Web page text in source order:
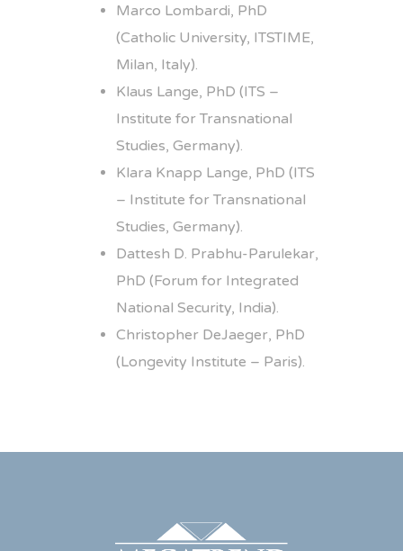
Marco Lombardi, PhD
(Catholic University, ITSTIME,
Milan, Italy).
Klaus Lange, PhD (ITS –
Institute for Transnational
Studies, Germany).
Klara Knapp Lange, PhD (ITS
– Institute for Transnational
Studies, Germany).
Dattesh D. Prabhu-Parulekar,
PhD (Forum for Integrated
National Security, India).
Christopher DeJaeger, PhD
(Longevity Institute – Paris).